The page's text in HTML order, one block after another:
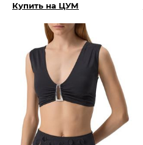
Купить на ЦУМ